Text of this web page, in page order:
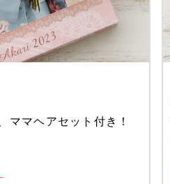
ママヘアセット付き！